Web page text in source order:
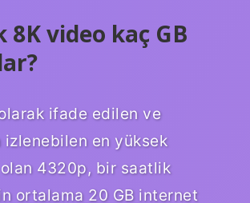
8K video kaç GB
ifade edilen ve
izlenebilen en yüksek
4320p, bir saatlik
ortalama 20 GB internet